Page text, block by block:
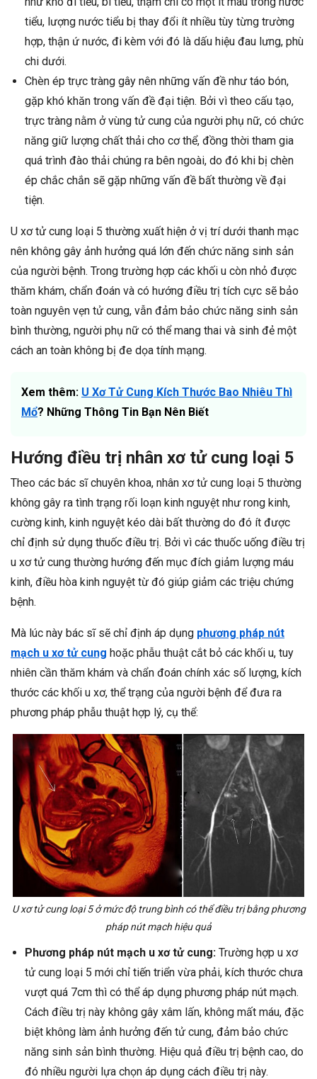
tiểu, lượng nước tiểu bị thay đổi ít nhiều tùy từng trường
hợp, thận ứ nước, đi kèm với đó là dấu hiệu đau lưng, phù
chi dưới.
Chèn ép trực tràng gây nên những vấn đề như táo bón,
gặp khó khăn trong vấn đề đại tiện. Bởi vì theo cấu tạo,
trực tràng nằm ở vùng tử cung của người phụ nữ, có chức
năng giữ lượng chất thải cho cơ thể, đồng thời tham gia
quá trình đào thải chúng ra bên ngoài, do đó khi bị chèn
ép chắc chắn sẽ gặp những vấn đề bất thường về đại
tiện.
U xơ tử cung loại 5 thường xuất hiện ở vị trí dưới thanh mạc
nên không gây ảnh hưởng quá lớn đến chức năng sinh sản
của người bệnh. Trong trường hợp các khối u còn nhỏ được
thăm khám, chẩn đoán và có hướng điều trị tích cực sẽ bảo
toàn nguyên vẹn tử cung, vẫn đảm bảo chức năng sinh sản
bình thường, người phụ nữ có thể mang thai và sinh đẻ một
cách an toàn không bị đe dọa tính mạng.
Xem thêm: U Xơ Tử Cung Kích Thước Bao Nhiêu Thì
Mổ? Những Thông Tin Bạn Nên Biết
Hướng điều trị nhân xơ tử cung loại 5
Theo các bác sĩ chuyên khoa, nhân xơ tử cung loại 5 thường
không gây ra tình trạng rối loạn kinh nguyệt như rong kinh,
cường kinh, kinh nguyệt kéo dài bất thường do đó ít được
chỉ định sử dụng thuốc điều trị. Bởi vì các thuốc uống điều trị
u xơ tử cung thường hướng đến mục đích giảm lượng máu
kinh, điều hòa kinh nguyệt từ đó giúp giảm các triệu chứng
bệnh.
Mà lúc này bác sĩ sẽ chỉ định áp dụng phương pháp nút
mạch u xơ tử cung hoặc phẫu thuật cắt bỏ các khối u, tuy
nhiên cần thăm khám và chẩn đoán chính xác số lượng, kích
thước các khối u xơ, thể trạng của người bệnh để đưa ra
phương pháp phẫu thuật hợp lý, cụ thể:
U xơ tử cung loại 5 ở mức độ trung bình có thể điều trị bằng phương
pháp nút mạch hiệu quả
Phương pháp nút mạch u xơ tử cung: Trường hợp u xơ
tử cung loại 5 mới chỉ tiến triển vừa phải, kích thước chưa
vượt quá 7cm thì có thể áp dụng phương pháp nút mạch.
Cách điều trị này không gây xâm lấn, không mất máu, đặc
biệt không làm ảnh hưởng đến tử cung, đảm bảo chức
năng sinh sản bình thường. Hiệu quả điều trị bệnh cao, do
đó nhiều người lựa chọn áp dụng cách điều trị này.